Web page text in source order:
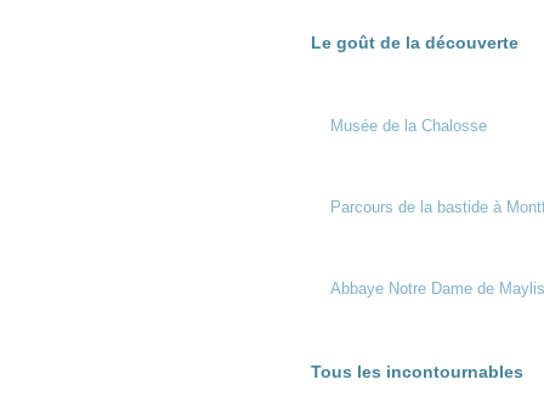
Le goût de la découverte
Musée de la Chalosse
Parcours de la bastide à
Abbaye Notre Dame de Maylis
Tous les incontournables
Circuits de randonnées au départ de
Tout l’agenda
petits secrets landais !
Les sites nature à Mugron